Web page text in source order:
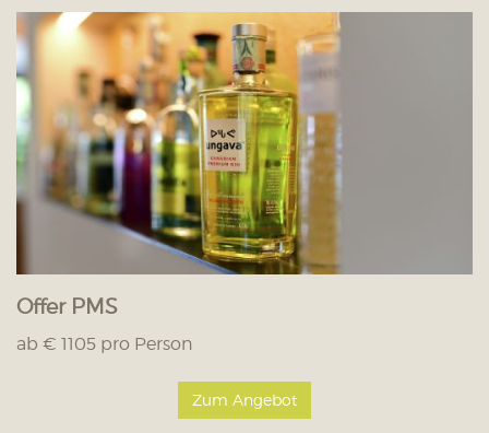
Offer PMS
ab € 1105 pro Person
Zum Angebot